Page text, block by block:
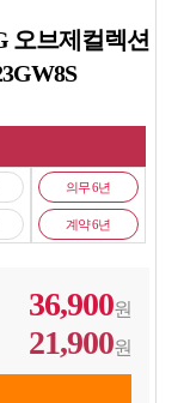
오브제컬렉션
의무 6년
계약 6년
36,900원
21,900원